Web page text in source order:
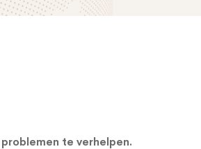
te verhelpen.